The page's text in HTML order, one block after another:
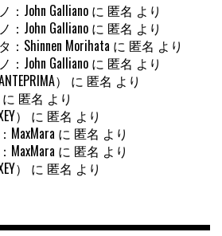
John Galliano に 匿名 より
John Galliano に 匿名 より
Shinnen Morihata に 匿名 より
John Galliano に 匿名 より
）
に 匿名 より
に 匿名 より
）
に 匿名 より
MaxMara に 匿名 より
MaxMara に 匿名 より
）
に 匿名 より